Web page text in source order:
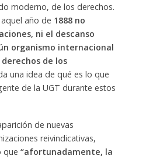
moderno, de los derechos.
año de 1888 no
ni el descanso
organismo internacional
de los
una idea de qué es lo que
de la UGT durante estos
de nuevas
reivindicativas,
que “afortunadamente, la